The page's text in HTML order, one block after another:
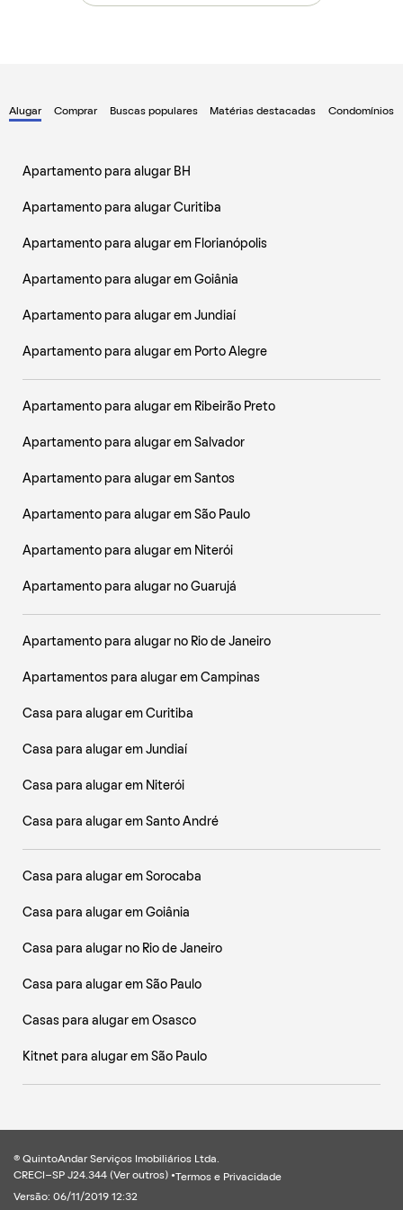
Alugar Comprar Buscas populares Matérias destacadas Condomínios
Apartamento para alugar BH
Apartamento para alugar Curitiba
Apartamento para alugar em Florianópolis
Apartamento para alugar em Goiânia
Apartamento para alugar em Jundiaí
Apartamento para alugar em Porto Alegre
Apartamento para alugar em Ribeirão Preto
Apartamento para alugar em Salvador
Apartamento para alugar em Santos
Apartamento para alugar em São Paulo
Apartamento para alugar em Niterói
Apartamento para alugar no Guarujá
Apartamento para alugar no Rio de Janeiro
Apartamentos para alugar em Campinas
Casa para alugar em Curitiba
Casa para alugar em Jundiaí
Casa para alugar em Niterói
Casa para alugar em Santo André
Casa para alugar em Sorocaba
Casa para alugar em Goiânia
Casa para alugar no Rio de Janeiro
Casa para alugar em São Paulo
Casas para alugar em Osasco
Kitnet para alugar em São Paulo
® QuintoAndar Serviços Imobiliários Ltda.
CRECI-SP J24.344 (Ver outros ) • Termos e Privacidade
Versão: 06/11/2019 12:32